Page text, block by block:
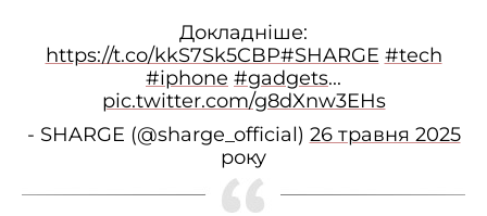
Докладніше:
https://t.co/kkS7Sk5CBP#SHARGE #tech
#iphone #gadgets...
pic.twitter.com/g8dXnw3EHs
- SHARGE (@sharge_official) 26 травня 2025
року